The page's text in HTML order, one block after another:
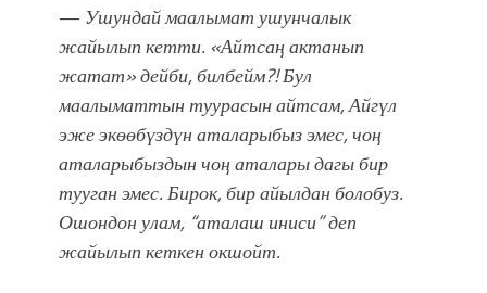
— Ушундай маалымат ушунчалык
жайылып кетти. «Айтсаң актанып
жатат» дейби, билбейм?! Бул
маалыматтын туурасын айтсам, Айгүл
эже экөөбүздүн аталарыбыз эмес, чоң
аталарыбыздын чоң аталары дагы бир
тууган эмес. Бирок, бир айылдан болобуз.
Ошондон улам, “аталаш иниси” деп
жайылып кеткен окшойт.